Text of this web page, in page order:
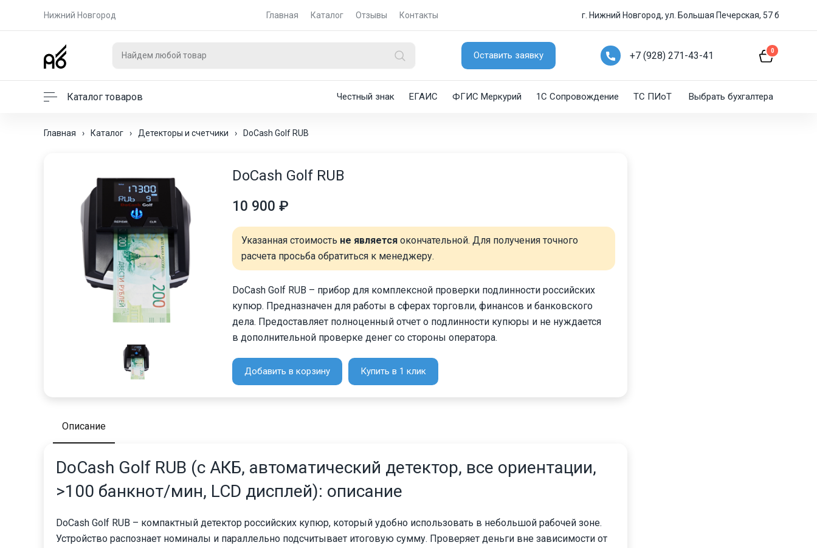
Нижний Новгород Главная Каталог Отзывы Контакты г. Нижний Новгород, ул. Большая Печерская, 57 б
Оставить заявку +7 (928) 271-43-41 0
Каталог товаров Честный знак ЕГАИС ФГИС Меркурий 1C Сопровождение ТС ПИоТ Выбрать бухгалтера
Главная › Каталог › Детекторы и счетчики › DoCash Golf RUB
DoCash Golf RUB
10 900 ₽
Указанная стоимость не является окончательной. Для получения точного
расчета просьба обратиться к менеджеру.
DoCash Golf RUB – прибор для комплексной проверки подлинности российских
купюр. Предназначен для работы в сферах торговли, финансов и банковского
дела. Предоставляет полноценный отчет о подлинности купюры и не нуждается
в дополнительной проверке денег со стороны оператора.
Добавить в корзину Купить в 1 клик
Описание
DoCash Golf RUB (с АКБ, автоматический детектор, все ориентации,
>100 банкнот/мин, LCD дисплей): описание
DoCash Golf RUB – компактный детектор российских купюр, который удобно использовать в небольшой рабочей зоне.
Устройство распознает номиналы и параллельно подсчитывает итоговую сумму. Проверяет деньги вне зависимости от